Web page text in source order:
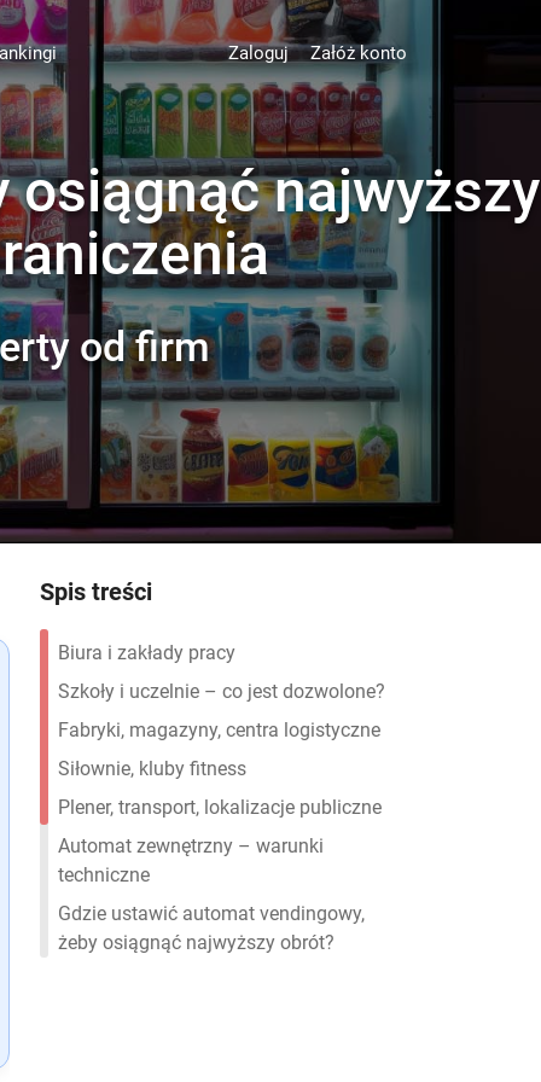
Zaloguj Załóż konto
najwyższy
od firm
Spis treści
Biura i zakłady pracy
Szkoły i uczelnie – co jest dozwolone?
Fabryki, magazyny, centra logistyczne
Siłownie, kluby fitness
Plener, transport, lokalizacje publiczne
Automat zewnętrzny – warunki
techniczne
Gdzie ustawić automat vendingowy,
żeby osiągnąć najwyższy obrót?